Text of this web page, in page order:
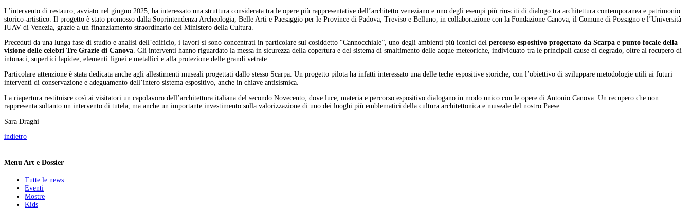
L’intervento di restauro, avviato nel giugno 2025, ha interessato una struttura considerata tra le opere più rappresentative dell’architetto veneziano e uno degli esempi più riusciti di dialogo tra architettura contemporanea e patrimonio
storico-artistico. Il progetto è stato promosso dalla Soprintendenza Archeologia, Belle Arti e Paesaggio per le Province di Padova, Treviso e Belluno, in collaborazione con la Fondazione Canova, il Comune di Possagno e l’Università
IUAV di Venezia, grazie a un finanziamento straordinario del Ministero della Cultura.
Preceduti da una lunga fase di studio e analisi dell’edificio, i lavori si sono concentrati in particolare sul cosiddetto “Cannocchiale”, uno degli ambienti più iconici del percorso espositivo progettato da Scarpa e punto focale della
visione delle celebri Tre Grazie di Canova. Gli interventi hanno riguardato la messa in sicurezza della copertura e del sistema di smaltimento delle acque meteoriche, individuato tra le principali cause di degrado, oltre al recupero di
intonaci, superfici lapidee, elementi lignei e metallici e alla protezione delle grandi vetrate.
Particolare attenzione è stata dedicata anche agli allestimenti museali progettati dallo stesso Scarpa. Un progetto pilota ha infatti interessato una delle teche espositive storiche, con l’obiettivo di sviluppare metodologie utili ai futuri
interventi di conservazione e adeguamento dell’intero sistema espositivo, anche in chiave antisismica.
La riapertura restituisce così ai visitatori un capolavoro dell’architettura italiana del secondo Novecento, dove luce, materia e percorso espositivo dialogano in modo unico con le opere di Antonio Canova. Un recupero che non
rappresenta soltanto un intervento di tutela, ma anche un importante investimento sulla valorizzazione di uno dei luoghi più emblematici della cultura architettonica e museale del nostro Paese.
Sara Draghi
indietro
Menu Art e Dossier
Tutte le news
Eventi
Mostre
Kids